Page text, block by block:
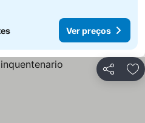
Ver preços
Partilhar